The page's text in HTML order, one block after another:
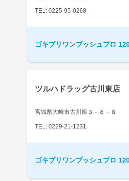
TEL: 0225-95-0268
ゴキブリワンプッシュプロ
ツルハドラッグ古川東店
宮城県大崎市古川旭３－８－８
TEL: 0229-21-1231
ゴキブリワンプッシュプロ